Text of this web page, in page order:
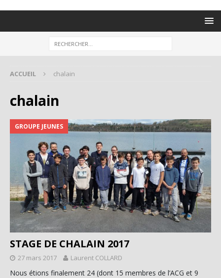
ACCUEIL chalain
chalain
GROUPE JEUNES
STAGE DE CHALAIN 2017
27 mars 2017 Laurent COLLARD
Nous étions finalement 24 (dont 15 membres de l’ACG et 9